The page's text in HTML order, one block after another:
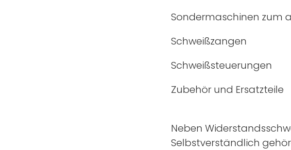
Sondermaschinen zum
Schweißzangen
Schweißsteuerungen
Zubehör und Ersatzteile
Neben
Selbstverständlich